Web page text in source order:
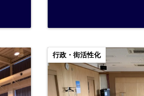
行政・街活性化